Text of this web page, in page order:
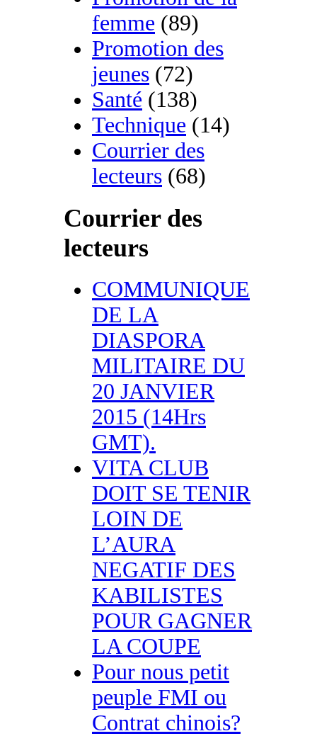
femme (89)
Promotion des
jeunes (72)
Santé (138)
Technique (14)
Courrier des
lecteurs (68)
Courrier des
lecteurs
COMMUNIQUE
DE LA
DIASPORA
MILITAIRE DU
20 JANVIER
2015 (14Hrs
GMT).
VITA CLUB
DOIT SE TENIR
LOIN DE
L’AURA
NEGATIF DES
KABILISTES
POUR GAGNER
LA COUPE
Pour nous petit
peuple FMI ou
Contrat chinois?